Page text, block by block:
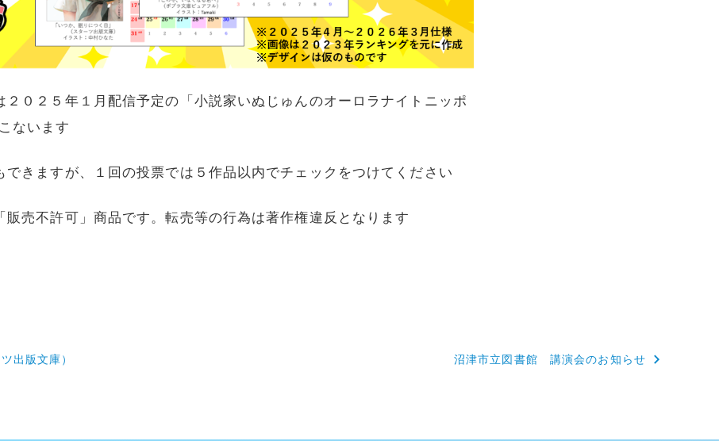
２０２５年１月配信予定の「小説家いぬじゅんのオーロラナイトニッポ
ないます
できますが、１回の投票では５作品以内でチェックをつけてください
販売不許可」商品です。転売等の行為は著作権違反となります
出版文庫） 沼津市立図書館 講演会のお知らせ